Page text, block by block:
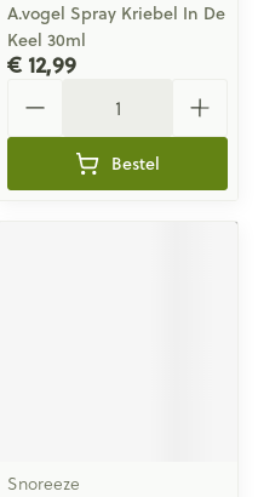
A.vogel Spray Kriebel In De
Keel 30ml
€ 12,99
Bestel
Snoreeze